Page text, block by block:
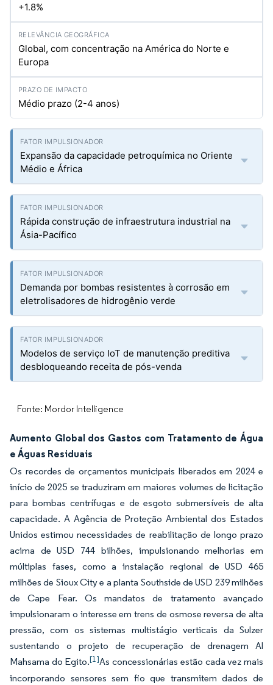
+1.8%
Global, com concentração na América do Norte e
Europa
Médio prazo (2-4 anos)
Expansão da capacidade petroquímica no Oriente
Médio e África
Rápida construção de infraestrutura industrial na
Ásia-Pacífico
Demanda por bombas resistentes à corrosão em
eletrolisadores de hidrogênio verde
Modelos de serviço IoT de manutenção preditiva
desbloqueando receita de pós-venda
Fonte: Mordor Intelligence
Aumento Global dos Gastos com Tratamento de Água
e Águas Residuais
Os recordes de orçamentos municipais liberados em 2024 e
início de 2025 se traduziram em maiores volumes de licitação
para bombas centrífugas e de esgoto submersíveis de alta
capacidade. A Agência de Proteção Ambiental dos Estados
Unidos estimou necessidades de reabilitação de longo prazo
acima de USD 744 bilhões, impulsionando melhorias em
múltiplas fases, como a instalação regional de USD 465
milhões de Sioux City e a planta Southside de USD 239 milhões
de Cape Fear. Os mandatos de tratamento avançado
impulsionaram o interesse em trens de osmose reversa de alta
pressão, com os sistemas multistágio verticais da Sulzer
sustentando o projeto de recuperação de drenagem Al
Mahsama do Egito.[1]As concessionárias estão cada vez mais
incorporando sensores sem fio que transmitem dados de